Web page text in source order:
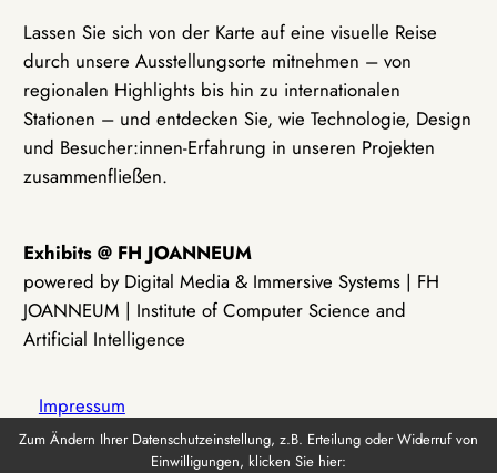
Lassen Sie sich von der Karte auf eine visuelle Reise
durch unsere Ausstellungsorte mitnehmen – von
regionalen Highlights bis hin zu internationalen
Stationen – und entdecken Sie, wie Technologie, Design
und Besucher:innen-Erfahrung in unseren Projekten
zusammenfließen.
Exhibits @ FH JOANNEUM
powered by Digital Media & Immersive Systems | FH
JOANNEUM | Institute of Computer Science and
Artificial Intelligence
Impressum
Zum Ändern Ihrer Datenschutzeinstellung, z.B. Erteilung oder Widerruf von
Einwilligungen, klicken Sie hier: